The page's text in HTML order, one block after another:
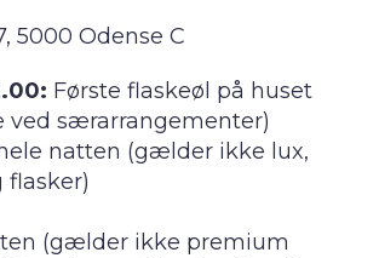
5000 Odense C
Første flaskeøl på huset
særarrangementer)
natten (gælder ikke lux,
(gælder ikke premium